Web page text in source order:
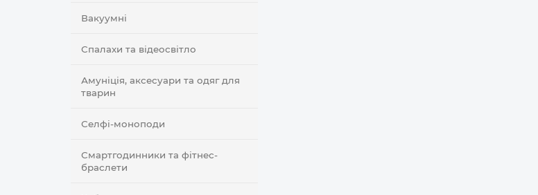
Вакуумні
Спалахи та відеосвітло
Амуніція, аксесуари та одяг для
тварин
Селфi-моноподи
Смартгодинники та фітнес-
браслети